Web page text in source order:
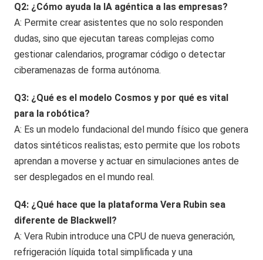
Q2: ¿Cómo ayuda la IA agéntica a las empresas?
A: Permite crear asistentes que no solo responden
dudas, sino que ejecutan tareas complejas como
gestionar calendarios, programar código o detectar
ciberamenazas de forma autónoma.
Q3: ¿Qué es el modelo Cosmos y por qué es vital
para la robótica?
A: Es un modelo fundacional del mundo físico que genera
datos sintéticos realistas; esto permite que los robots
aprendan a moverse y actuar en simulaciones antes de
ser desplegados en el mundo real.
Q4: ¿Qué hace que la plataforma Vera Rubin sea
diferente de Blackwell?
A: Vera Rubin introduce una CPU de nueva generación,
refrigeración líquida total simplificada y una